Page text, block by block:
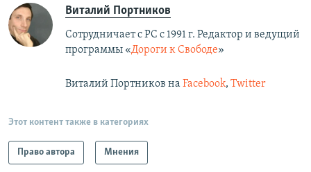
Виталий Портников
Сотрудничает с РС с 1991 г. Редактор и ведущий
программы «Дороги к Свободе»
Виталий Портников на Facebook, Twitter
Этот контент также в категориях
Право автора Мнения